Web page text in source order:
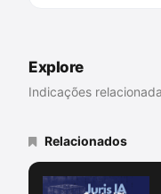
de
Para Além
científicas.
Explore
Indicações
Relacionados